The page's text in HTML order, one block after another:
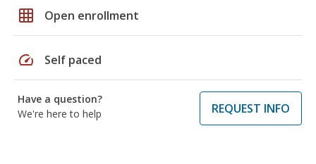
grid_on Open enrollment
speed Self paced
Have a question?
We're here to help
REQUEST INFO